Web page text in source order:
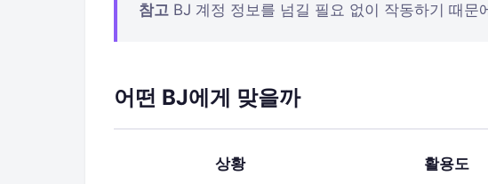
참고 BJ 계정 정보를 넘길 필요 없이 작동하기 때
어떤 BJ에게 맞을까
상황
활용도